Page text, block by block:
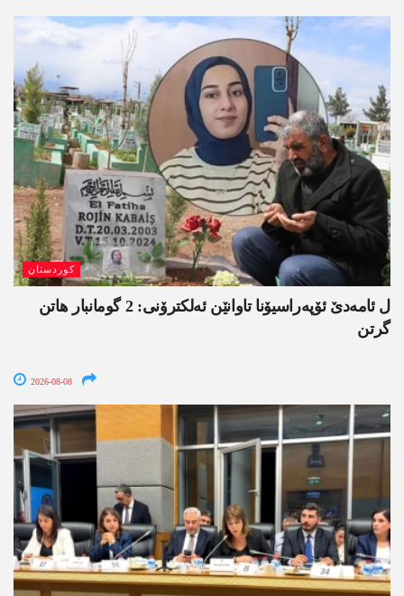
کوردستان
ل ئامەدێ ئۆپەراسیۆنا تاوانێن ئەلکترۆنی: 2 گومانبار ھاتن
گرتن
2026-08-08